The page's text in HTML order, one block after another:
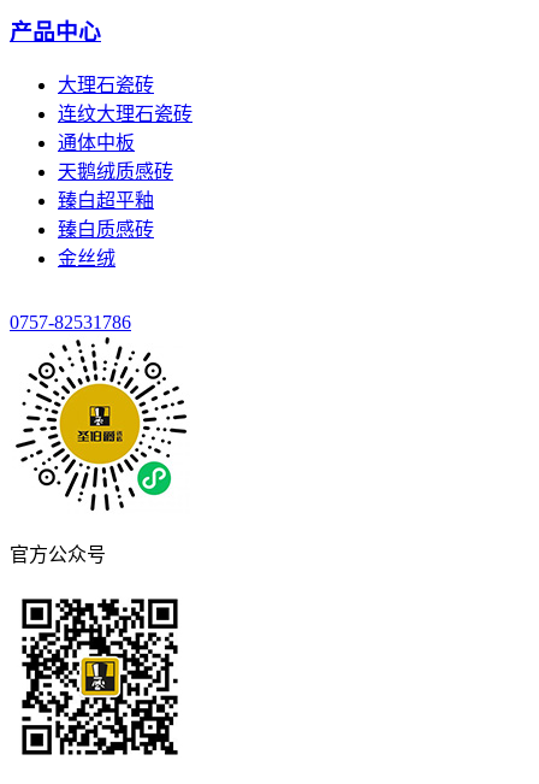
产品中心
大理石瓷砖
连纹大理石瓷砖
通体中板
天鹅绒质感砖
臻白超平釉
臻白质感砖
金丝绒
0757-82531786
官方公众号